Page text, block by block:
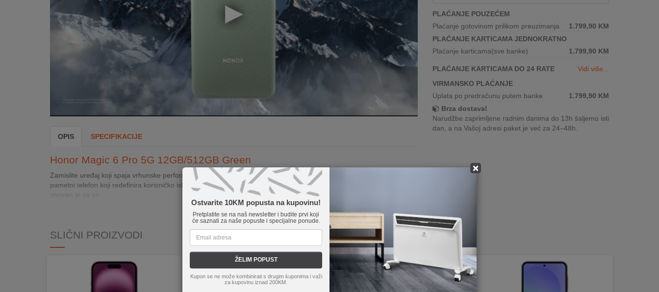
×
Ostvarite 10KM popusta na kupovinu!
Pretplatite se na naš newsletter i budite prvi koji
će saznati za naše popuste i specijalne ponude.
ŽELIM POPUST
Kupon se ne može kombinirati s drugim kuponima i važi
za kupovinu iznad 200KM.
OPIS SPECIFIKACIJE
Honor Magic 6 Pro 5G 12GB/512GB Green
Zamislite uređaj koji spaja vrhunske performanse, inovativnu tehnologiju i elegantan dizajn. Honor Magic6 Pro je
pametni telefon koji redefinira korisničko iskustvo, donoseći najnovije tehnološke inovacije u vaše ruke. Ovaj uređaj
stvoren je za on...
Pročitaj više...
PLAĆANJE POUZEĆEM
Plaćanje gotovinom prilikom preuzimanja
1.799,90 KM
PLAĆANJE KARTICAMA JEDNOKRATNO
Plaćanje karticama(sve banke)
1.799,90 KM
PLAĆANJE KARTICAMA DO 24 RATE
Vidi više...
VIRMANSKO PLAĆANJE
Uplata po predračunu putem banke
1.799,90 KM
Brza dostava!
Narudžbe zaprimljene radnim danima do 13h šaljemo isti
dan, a na Vašoj adresi paket je već za 24–48h.
SLIČNI PROIZVODI